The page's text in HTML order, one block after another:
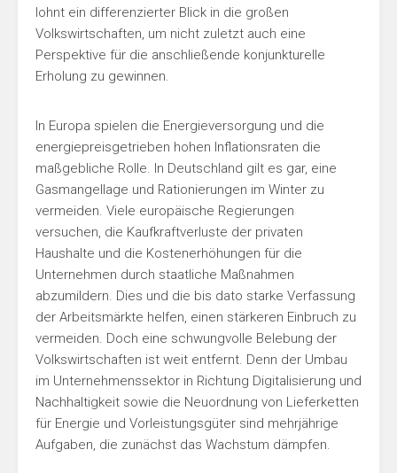
lohnt ein differenzierter Blick in die großen
Volkswirtschaften, um nicht zuletzt auch eine
Perspektive für die anschließende konjunkturelle
Erholung zu gewinnen.
In Europa spielen die Energieversorgung und die
energiepreisgetrieben hohen Inflationsraten die
maßgebliche Rolle. In Deutschland gilt es gar, eine
Gasmangellage und Rationierungen im Winter zu
vermeiden. Viele europäische Regierungen
versuchen, die Kaufkraftverluste der privaten
Haushalte und die Kostenerhöhungen für die
Unternehmen durch staatliche Maßnahmen
abzumildern. Dies und die bis dato starke Verfassung
der Arbeitsmärkte helfen, einen stärkeren Einbruch zu
vermeiden. Doch eine schwungvolle Belebung der
Volkswirtschaften ist weit entfernt. Denn der Umbau
im Unternehmenssektor in Richtung Digitalisierung und
Nachhaltigkeit sowie die Neuordnung von Lieferketten
für Energie und Vorleistungsgüter sind mehrjährige
Aufgaben, die zunächst das Wachstum dämpfen.